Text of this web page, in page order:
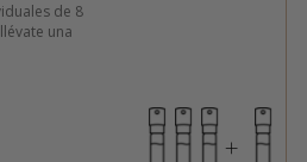
de 8
una